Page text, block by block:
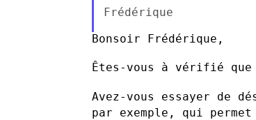
Frédérique
Bonsoir Frédérique,
Êtes-vous à vérifié
Avez-vous essayer de
par exemple, qui